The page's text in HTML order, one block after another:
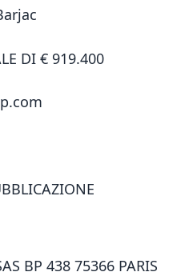
DI € 919.400
BP 438 75366 PARIS